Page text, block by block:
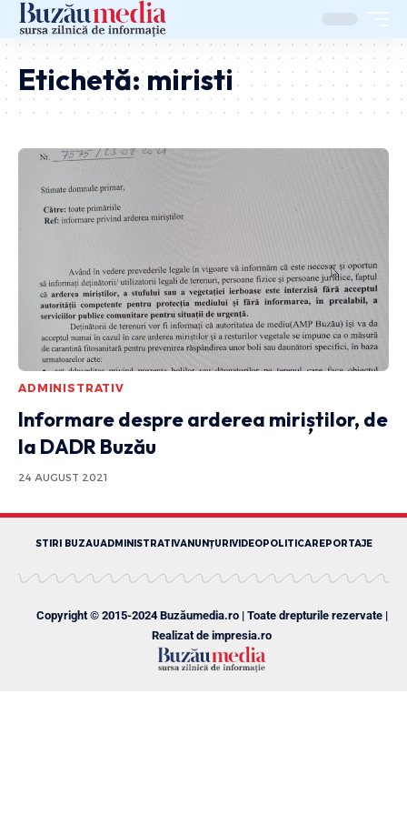
Etichetă:miristi
ADMINISTRATIV
Informare despre arderea miriștilor, de
la DADR Buzău
24 AUGUST 2021
STIRI BUZAUADMINISTRATIVANUNȚURIVIDEOPOLITICAREPORTAJE
Copyright © 2015-2024 Buzăumedia.ro | Toate drepturile rezervate |
Realizat de impresia.ro